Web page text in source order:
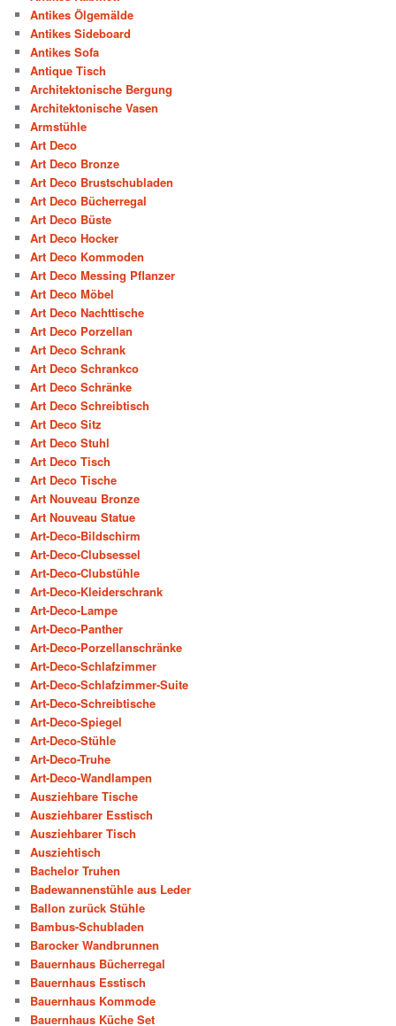
Antikes Ölgemälde
Antikes Sideboard
Antikes Sofa
Antique Tisch
Architektonische Bergung
Architektonische Vasen
Armstühle
Art Deco
Art Deco Bronze
Art Deco Brustschubladen
Art Deco Bücherregal
Art Deco Büste
Art Deco Hocker
Art Deco Kommoden
Art Deco Messing Pflanzer
Art Deco Möbel
Art Deco Nachttische
Art Deco Porzellan
Art Deco Schrank
Art Deco Schrankco
Art Deco Schränke
Art Deco Schreibtisch
Art Deco Sitz
Art Deco Stuhl
Art Deco Tisch
Art Deco Tische
Art Nouveau Bronze
Art Nouveau Statue
Art-Deco-Bildschirm
Art-Deco-Clubsessel
Art-Deco-Clubstühle
Art-Deco-Kleiderschrank
Art-Deco-Lampe
Art-Deco-Panther
Art-Deco-Porzellanschränke
Art-Deco-Schlafzimmer
Art-Deco-Schlafzimmer-Suite
Art-Deco-Schreibtische
Art-Deco-Spiegel
Art-Deco-Stühle
Art-Deco-Truhe
Art-Deco-Wandlampen
Ausziehbare Tische
Ausziehbarer Esstisch
Ausziehbarer Tisch
Ausziehtisch
Bachelor Truhen
Badewannenstühle aus Leder
Ballon zurück Stühle
Bambus-Schubladen
Barocker Wandbrunnen
Bauernhaus Bücherregal
Bauernhaus Esstisch
Bauernhaus Kommode
Bauernhaus Küche Set